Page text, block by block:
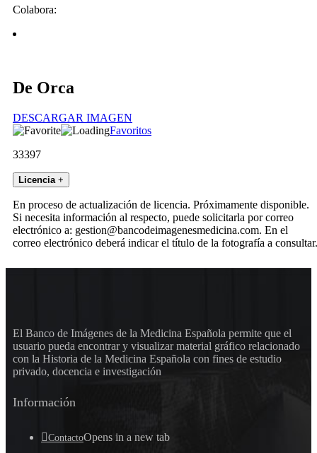
Colabora:
De Orca
DESCARGAR IMAGEN
Favoritos
33397
Licencia +
En proceso de actualización de licencia. Próximamente disponible.
Si necesita información al respecto, puede solicitarla por correo
electrónico a: gestion@bancodeimagenesmedicina.com. En el
correo electrónico deberá indicar el título de la fotografía a consultar.
El Banco de Imágenes de la Medicina Española permite que el
usuario pueda encontrar y visualizar material gráfico relacionado
con la Historia de la Medicina Española con fines de estudio
privado, docencia e investigación
Información
ContactoOpens in a new tab